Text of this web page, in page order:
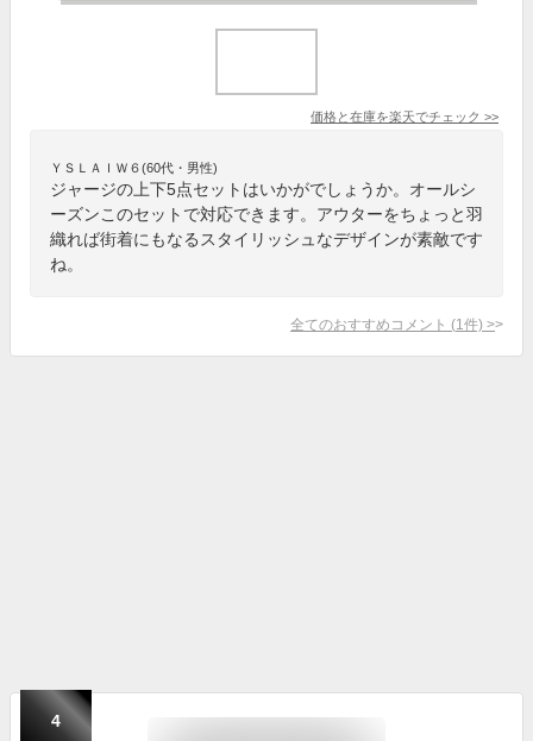
価格と在庫を楽天でチェック >>
ＹＳＬＡＩＷ６(60代・男性)
ジャージの上下5点セットはいかがでしょうか。オールシ
ーズンこのセットで対応できます。アウターをちょっと羽
織れば街着にもなるスタイリッシュなデザインが素敵です
ね。
全てのおすすめコメント (1 件) >
4